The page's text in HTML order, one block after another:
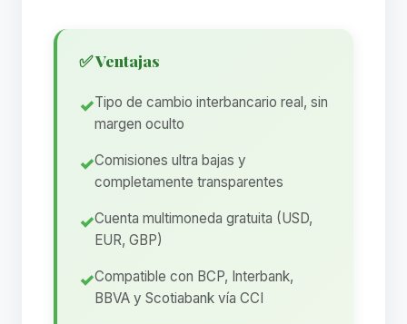
✅ Ventajas
Tipo de cambio interbancario real, sin
margen oculto
Comisiones ultra bajas y
completamente transparentes
Cuenta multimoneda gratuita (USD,
EUR, GBP)
Compatible con BCP, Interbank,
BBVA y Scotiabank vía CCI